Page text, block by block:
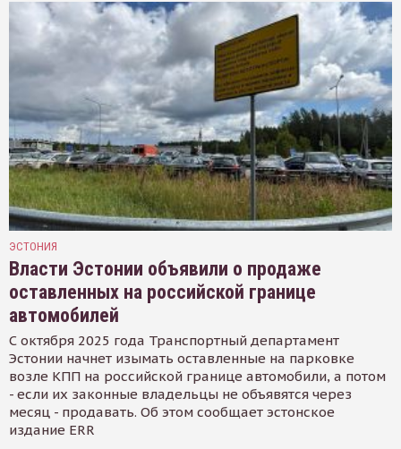
ЭСТОНИЯ
Власти Эстонии объявили о продаже
оставленных на российской границе
автомобилей
С октября 2025 года Транспортный департамент
Эстонии начнет изымать оставленные на парковке
возле КПП на российской границе автомобили, а потом
- если их законные владельцы не объявятся через
месяц - продавать. Об этом сообщает эстонское
издание ERR